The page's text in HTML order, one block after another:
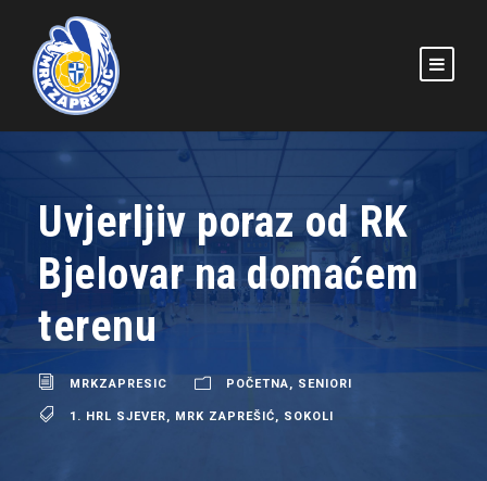
Uvjerljiv poraz od RK
Bjelovar na domaćem
terenu
MRKZAPRESIC POČETNA SENIORI
1. HRL SJEVER MRK ZAPREŠIĆ SOKOLI